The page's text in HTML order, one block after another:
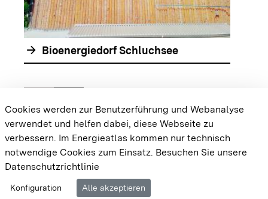
arrow_forward Bioenergiedorf Schluchsee
Zur vorhergehenden Folie springen
chevron_rightZur nächsten Folie springen
{{#displayPraxisbeispielMap}} {{{body}}}
{{/displayPraxisbeispielMap}}
Cookie-EinstellungenBarrierefreiheit
Impressum
Cookies werden zur Benutzerführung und Webanalyse
verwendet und helfen dabei, diese Webseite zu
verbessern. Im Energieatlas kommen nur technisch
notwendige Cookies zum Einsatz. Besuchen Sie unsere
Datenschutzrichtlinie
Konfiguration Alle akzeptieren